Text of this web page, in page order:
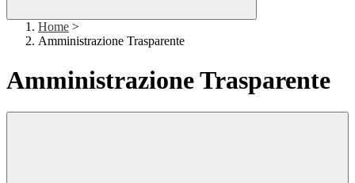
Home >
Amministrazione Trasparente
Amministrazione Trasparente